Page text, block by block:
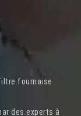
fournaise
des experts à